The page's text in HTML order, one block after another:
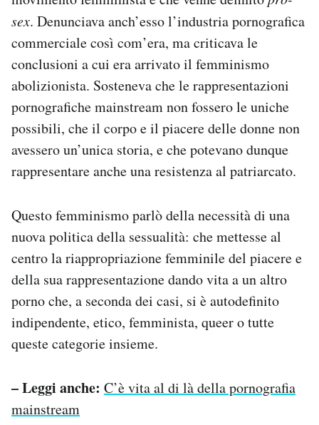
sex. Denunciava anch’esso l’industria pornografica
commerciale così com’era, ma criticava le
conclusioni a cui era arrivato il femminismo
abolizionista. Sosteneva che le rappresentazioni
pornografiche mainstream non fossero le uniche
possibili, che il corpo e il piacere delle donne non
avessero un’unica storia, e che potevano dunque
rappresentare anche una resistenza al patriarcato.
Questo femminismo parlò della necessità di una
nuova politica della sessualità: che mettesse al
centro la riappropriazione femminile del piacere e
della sua rappresentazione dando vita a un altro
porno che, a seconda dei casi, si è autodefinito
indipendente, etico, femminista, queer o tutte
queste categorie insieme.
– Leggi anche: C’è vita al di là della pornografia
mainstream